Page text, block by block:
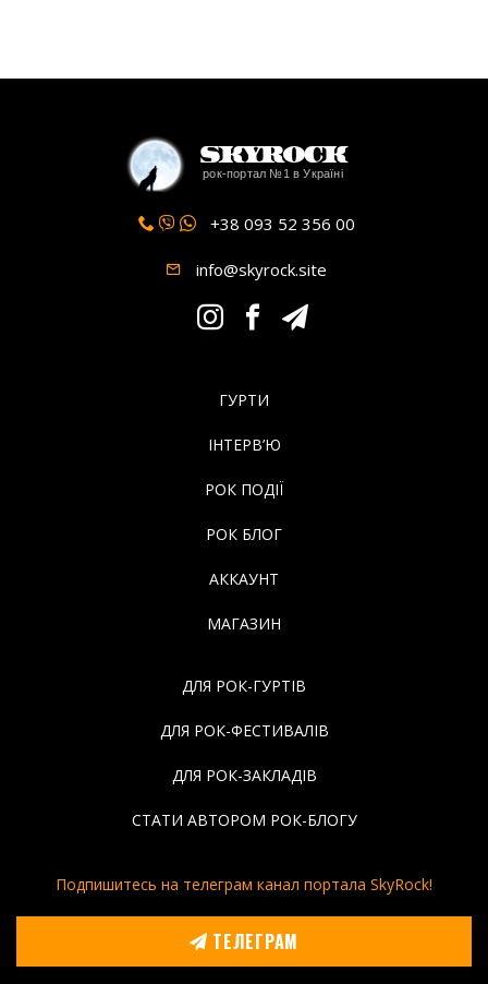
SkyRock
рок-портал №1 в Україні
+38 093 52 356 00
info@skyrock.site
ГУРТИ
ІНТЕРВ’Ю
РОК ПОДІЇ
РОК БЛОГ
АККАУНТ
МАГАЗИН
ДЛЯ РОК-ГУРТІВ
ДЛЯ РОК-ФЕСТИВАЛІВ
ДЛЯ РОК-ЗАКЛАДІВ
СТАТИ АВТОРОМ РОК-БЛОГУ
Подпишитесь на телеграм канал портала SkyRock!
ТЕЛЕГРАМ